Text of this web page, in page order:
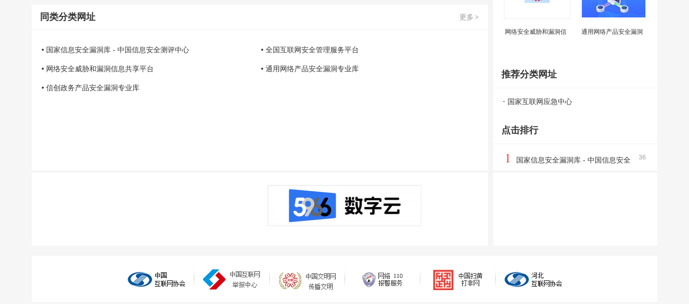
更多 >
同类分类网址
• 国家信息安全漏洞库 - 中国信息安全测评中心 • 全国互联网安全管理服务平台
• 网络安全威胁和漏洞信息共享平台 • 通用网络产品安全漏洞专业库
• 信创政务产品安全漏洞专业库
网络安全威胁和漏洞信 通用网络产品安全漏洞
推荐分类网址
国家互联网应急中心
点击排行
36
1
国家信息安全漏洞库 - 中国信息安全